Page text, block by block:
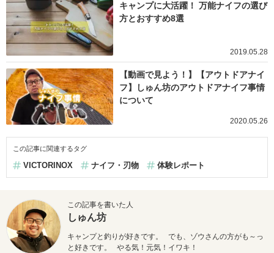
キャンプに大活躍！ 万能ナイフの選び
方とおすすめ8選
2019.05.28
【動画で見よう！】【アウトドアナイ
フ】しゅん坊のアウトドアナイフ事情
について
2020.05.26
この記事に関連するタグ
VICTORINOX ナイフ・刃物 体験レポート
この記事を書いた人
しゅん坊
キャンプと釣りが好きです。 でも、ゾウさんの方がも～っ
と好きです。 やる気！元気！イワキ！